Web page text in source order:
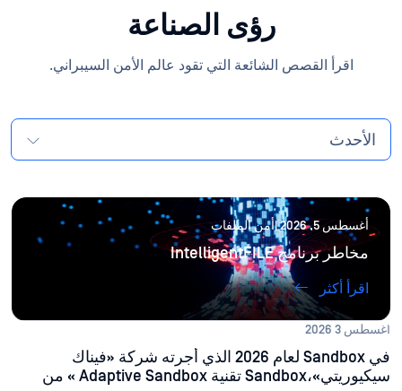
رؤى الصناعة
اقرأ القصص الشائعة التي تقود عالم الأمن السيبراني.
أغسطس 5, 2026 |أمن الملفات
مخاطر برنامج IntelligentFILE
اقرأ أكثر
أغسطس 3 2026
في Sandbox لعام 2026 الذي أجرته شركة «فيناك
سيكيوريتي»،Sandbox تقنية Adaptive Sandbox » من
الأحدث